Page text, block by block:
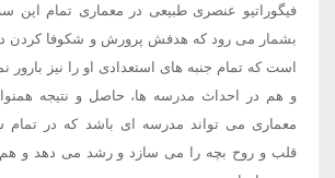
فیگوراتیو عنصری طبیعی در معماری تمام این
بشمار می رود که هدفش پرورش و شکوفا کردن
است که تمام جنبه های استعدادی او را نیز بارور
و هم در احداث مدرسه ها، حاصل و نتیجه
معماری می تواند مدرسه ای باشد که در
قلب و روح بچه را می سازد و رشد می دهد و